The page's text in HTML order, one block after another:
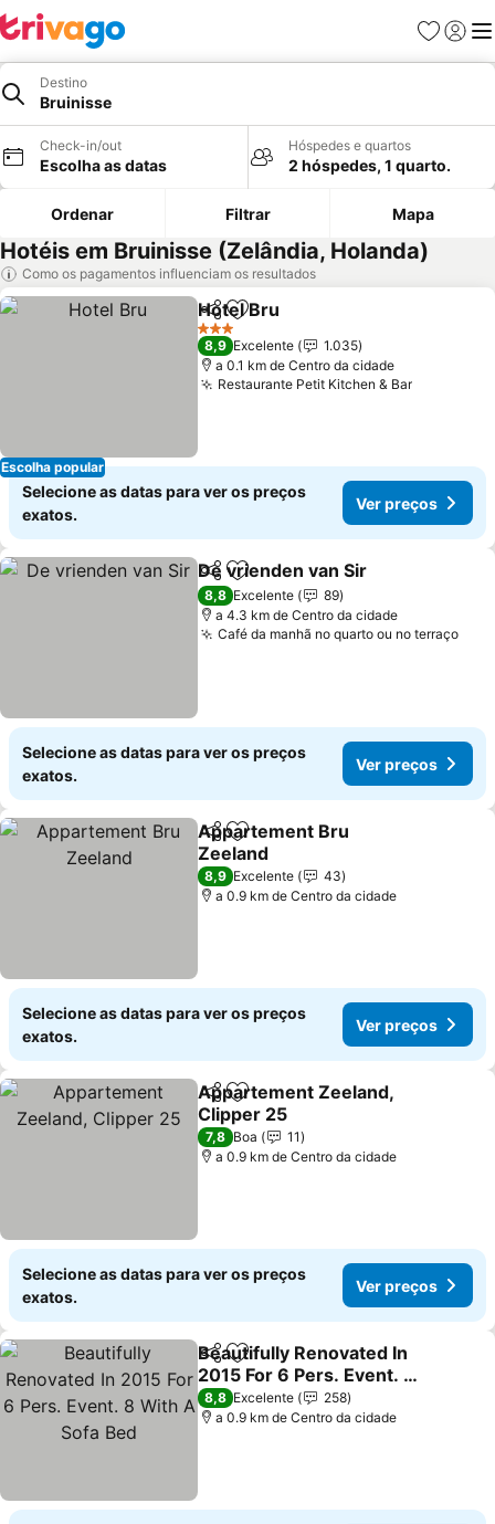
Favoritos
Iniciar
Destino
Bruinisse
Check-in/out
Escolha as datas
Hóspedes e quartos
2 hóspedes, 1 quarto.
Ordenar Filtrar Mapa
Hotéis em Bruinisse (Zelândia, Holanda)
Como os pagamentos influenciam os resultados
Escolha popular
PartilharAdicionar aos favoritos
Hotel Bru
3 Estrelas
8,9 Excelente
1.035
a 0.1 km de Centro da cidade
Restaurante Petit Kitchen & Bar
Selecione as datas para ver os preços
exatos.
Ver preços
PartilharAdicionar aos favoritos
De vrienden van Sir
8,8 Excelente
89
a 4.3 km de Centro da cidade
Café da manhã no quarto ou no terraço
Selecione as datas para ver os preços
exatos.
Ver preços
PartilharAdicionar aos favoritos
Appartement Bru
Zeeland
8,9 Excelente
43
a 0.9 km de Centro da cidade
Selecione as datas para ver os preços
exatos.
Ver preços
PartilharAdicionar aos favoritos
Appartement Zeeland,
Clipper 25
7,8 Boa
11
a 0.9 km de Centro da cidade
Selecione as datas para ver os preços
exatos.
Ver preços
PartilharAdicionar aos favoritos
Beautifully Renovated In
2015 For 6 Pers. Event. 8
With A Sofa Bed
8,8 Excelente
258
a 0.9 km de Centro da cidade